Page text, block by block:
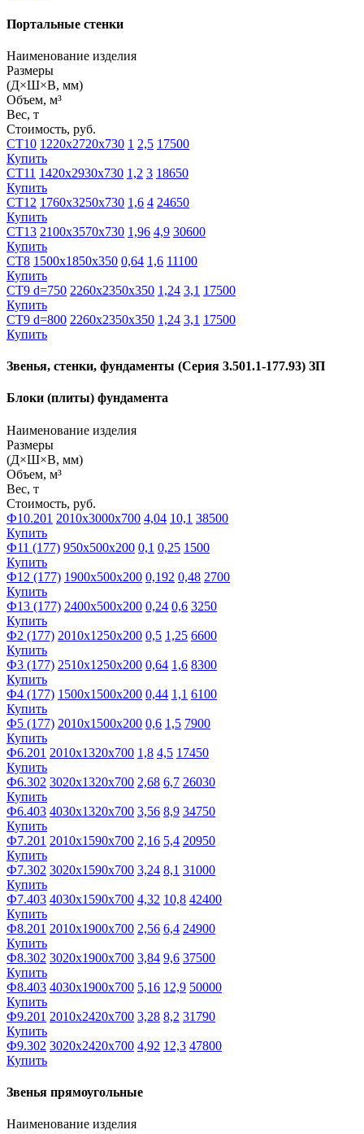
Портальные стенки
Наименование изделия
Размеры
(Д×Ш×В, мм)
Объем, м³
Вес, т
Стоимость, руб.
СТ10 1220х2720х730 1 2,5 17500
Купить
СТ11 1420х2930х730 1,2 3 18650
Купить
СТ12 1760х3250х730 1,6 4 24650
Купить
СТ13 2100х3570х730 1,96 4,9 30600
Купить
СТ8 1500х1850х350 0,64 1,6 11100
Купить
СТ9 d=750 2260х2350х350 1,24 3,1 17500
Купить
СТ9 d=800 2260х2350х350 1,24 3,1 17500
Купить
Звенья, стенки, фундаменты (Серия 3.501.1-177.93) ЗП
Блоки (плиты) фундамента
Наименование изделия
Размеры
(Д×Ш×В, мм)
Объем, м³
Вес, т
Стоимость, руб.
Ф10.201 2010х3000х700 4,04 10,1 38500
Купить
Ф11 (177) 950х500х200 0,1 0,25 1500
Купить
Ф12 (177) 1900х500х200 0,192 0,48 2700
Купить
Ф13 (177) 2400х500х200 0,24 0,6 3250
Купить
Ф2 (177) 2010х1250х200 0,5 1,25 6600
Купить
Ф3 (177) 2510х1250х200 0,64 1,6 8300
Купить
Ф4 (177) 1500х1500х200 0,44 1,1 6100
Купить
Ф5 (177) 2010х1500х200 0,6 1,5 7900
Купить
Ф6.201 2010х1320х700 1,8 4,5 17450
Купить
Ф6.302 3020х1320х700 2,68 6,7 26030
Купить
Ф6.403 4030х1320х700 3,56 8,9 34750
Купить
Ф7.201 2010х1590х700 2,16 5,4 20950
Купить
Ф7.302 3020х1590х700 3,24 8,1 31000
Купить
Ф7.403 4030х1590х700 4,32 10,8 42400
Купить
Ф8.201 2010х1900х700 2,56 6,4 24900
Купить
Ф8.302 3020х1900х700 3,84 9,6 37500
Купить
Ф8.403 4030х1900х700 5,16 12,9 50000
Купить
Ф9.201 2010х2420х700 3,28 8,2 31790
Купить
Ф9.302 3020х2420х700 4,92 12,3 47800
Купить
Звенья прямоугольные
Наименование изделия